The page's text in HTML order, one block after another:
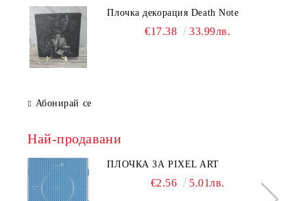
Плочка декорация Death Note
€17.38 33.99лв.
Абонирай се
Най-продавани
ПЛОЧКА ЗА PIXEL ART
€2.56 5.01лв.